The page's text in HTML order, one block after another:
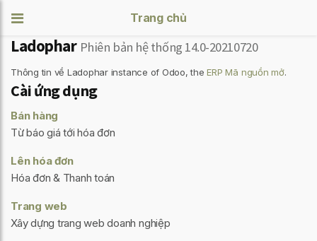
Trang chủ
Ladophar Phiên bản hệ thống 14.0-20210720
Thông tin về Ladophar instance of Odoo, theERP Mã nguồn mở.
Cài ứng dụng
Bán hàng
Từ báo giá tới hóa đơn
Lên hóa đơn
Hóa đơn & Thanh toán
Trang web
Xây dựng trang web doanh nghiệp